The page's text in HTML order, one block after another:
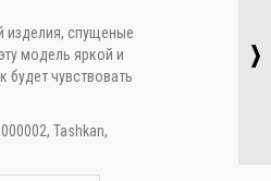
изделия, спущеные
модель яркой и
будет чувствовать
Tashkan,